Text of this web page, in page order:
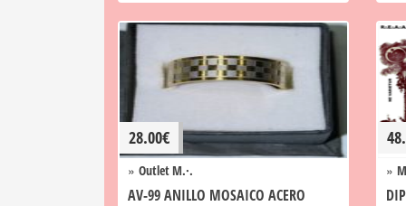
28.00€
» Outlet M.·.
AV-99 ANILLO MOSAICO ACERO
»